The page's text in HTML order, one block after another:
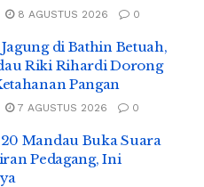
8 AGUSTUS 2026 0
di Bathin Betuah,
Riki Rihardi Dorong
Pangan
7 AGUSTUS 2026 0
Mandau Buka Suara
Pedagang, Ini